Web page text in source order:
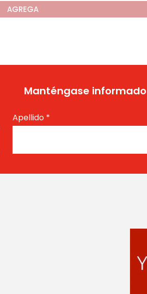
AGREGA
Manténgase
Apellido *